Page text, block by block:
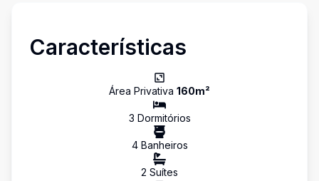
Características
Área Privativa 160m²
3 Dormitórios
4Banheiros
2 Suítes